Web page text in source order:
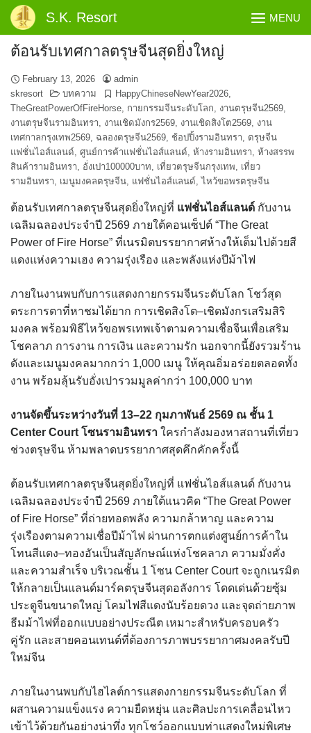
Skip
content
S.K. Resort MENU
ต้อนรับเทศกาลตรุษจีนสุดยิ่งใหญ่
February 13, 2026
admin
skresort
บทความ HappyChineseNewYear2026,
TheGreatPowerOfFireHorse, กายกรรมจีนระดับโลก, งานตรุษจีน2569,
งานตรุษจีนรามอินทรา, งานเชิดมังกร2569, งานเชิดสิงโต2569, งาน
เทศกาลกรุงเทพ2569, ฉลองตรุษจีน2569, ช้อปปิ้งรามอินทรา, ตรุษจีน
แฟชั่นไอส์แลนด์, ศูนย์การค้าแฟชั่นไอส์แลนด์, ห้างรามอินทรา, ห้างสรรพ
สินค้ารามอินทรา, อั่งเปา100000บาท, เที่ยวตรุษจีนกรุงเทพ, เที่ยว
รามอินทรา, เมนูมงคลตรุษจีน, แฟชั่นไอส์แลนด์,ไหว้ขอพรตรุษจีน
ต้อนรับเทศกาลตรุษจีนสุดยิ่งใหญ่ที่ แฟชั่นไอส์แลนด์ กับงาน
เฉลิมฉลองประจำปี 2569 ภายใต้คอนเซ็ปต์ “The Great
Power of Fire Horse” ที่เนรมิตบรรยากาศห้างให้เต็มไปด้วยสี
แดงแห่งความเฮง ความรุ่งเรือง และพลังแห่งปีม้าไฟ
ภายในงานพบกับการแสดงกายกรรมจีนระดับโลก โชว์สุด
ตระการตาที่หาชมได้ยาก การเชิดสิงโต–เชิดมังกรเสริมสิริ
มงคล พร้อมพิธีไหว้ขอพรเทพเจ้าตามความเชื่อจีนเพื่อเสริม
โชคลาภ การงาน การเงิน และความรัก นอกจากนี้ยังรวมร้าน
ดังและเมนูมงคลมากกว่า 1,000 เมนู ให้คุณอิ่มอร่อยตลอดทั้ง
งาน พร้อมลุ้นรับอั่งเปารวมมูลค่ากว่า 100,000 บาท
งานจัดขึ้นระหว่างวันที่ 13–22 กุมภาพันธ์ 2569 ณ ชั้น 1
Center Court โซนรามอินทรา ใครกำลังมองหาสถานที่เที่ยว
ช่วงตรุษจีน ห้ามพลาดบรรยากาศสุดคึกคักครั้งนี้
ต้อนรับเทศกาลตรุษจีนสุดยิ่งใหญ่ที่ แฟชั่นไอส์แลนด์ กับงาน
เฉลิมฉลองประจำปี 2569 ภายใต้แนวคิด “The Great Power
of Fire Horse” ที่ถ่ายทอดพลัง ความกล้าหาญ และความ
รุ่งเรืองตามความเชื่อปีม้าไฟ ผ่านการตกแต่งศูนย์การค้าใน
โทนสีแดง–ทองอันเป็นสัญลักษณ์แห่งโชคลาภ ความมั่งคั่ง
และความสำเร็จ บริเวณชั้น 1 โซน Center Court จะถูกเนรมิต
ให้กลายเป็นแลนด์มาร์คตรุษจีนสุดอลังการ โดดเด่นด้วยซุ้ม
ประตูจีนขนาดใหญ่ โคมไฟสีแดงนับร้อยดวง และจุดถ่ายภาพ
ธีมม้าไฟที่ออกแบบอย่างประณีต เหมาะสำหรับครอบครัว
คู่รัก และสายคอนเทนต์ที่ต้องการภาพบรรยากาศมงคลรับปี
ใหม่จีน
ภายในงานพบกับไฮไลต์การแสดงกายกรรมจีนระดับโลก ที่
ผสานความแข็งแรง ความยืดหยุ่น และศิลปะการเคลื่อนไหว
เข้าไว้ด้วยกันอย่างน่าทึ่ง ทุกโชว์ออกแบบท่าแสดงใหม่พิเศษ